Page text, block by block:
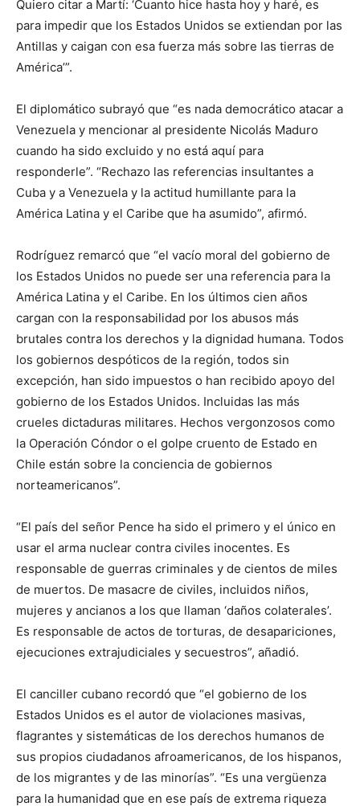
Quiero citar a Martí: ‘Cuanto hice hasta hoy y haré, es
para impedir que los Estados Unidos se extiendan por las
Antillas y caigan con esa fuerza más sobre las tierras de
América’”.
El diplomático subrayó que “es nada democrático atacar a
Venezuela y mencionar al presidente Nicolás Maduro
cuando ha sido excluido y no está aquí para
responderle”. “Rechazo las referencias insultantes a
Cuba y a Venezuela y la actitud humillante para la
América Latina y el Caribe que ha asumido”, afirmó.
Rodríguez remarcó que “el vacío moral del gobierno de
los Estados Unidos no puede ser una referencia para la
América Latina y el Caribe. En los últimos cien años
cargan con la responsabilidad por los abusos más
brutales contra los derechos y la dignidad humana. Todos
los gobiernos despóticos de la región, todos sin
excepción, han sido impuestos o han recibido apoyo del
gobierno de los Estados Unidos. Incluidas las más
crueles dictaduras militares. Hechos vergonzosos como
la Operación Cóndor o el golpe cruento de Estado en
Chile están sobre la conciencia de gobiernos
norteamericanos”.
“El país del señor Pence ha sido el primero y el único en
usar el arma nuclear contra civiles inocentes. Es
responsable de guerras criminales y de cientos de miles
de muertos. De masacre de civiles, incluidos niños,
mujeres y ancianos a los que llaman ‘daños colaterales’.
Es responsable de actos de torturas, de desapariciones,
ejecuciones extrajudiciales y secuestros”, añadió.
El canciller cubano recordó que “el gobierno de los
Estados Unidos es el autor de violaciones masivas,
flagrantes y sistemáticas de los derechos humanos de
sus propios ciudadanos afroamericanos, de los hispanos,
de los migrantes y de las minorías”. “Es una vergüenza
para la humanidad que en ese país de extrema riqueza